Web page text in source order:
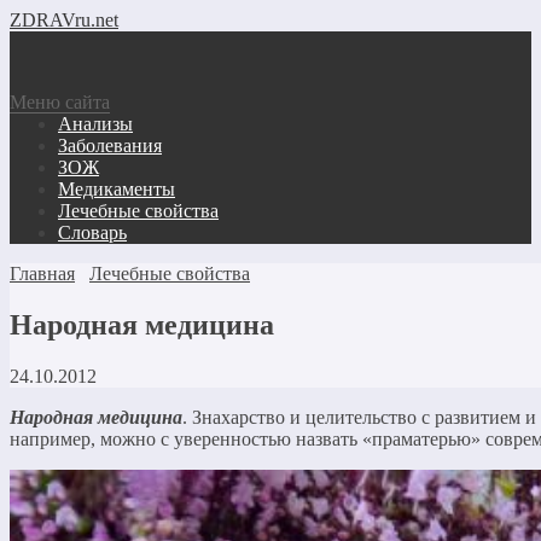
ZDRAVru.net
Меню сайта
Анализы
Заболевания
ЗОЖ
Медикаменты
Лечебные свойства
Словарь
Главная
Лечебные свойства
Народная медицина
24.10.2012
Народная медицина. Знахарство и целительство с
например, можно с уверенностью назвать «праматерью»